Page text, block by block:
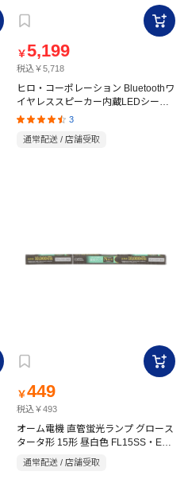
￥5,199
税込￥5,718
ヒロ・コーポレーション Bluetoothワ
イヤレススピーカー内蔵LEDシーリ
ングライト10畳用 HLCL-BT5
3
通常配送 / 店舗受取
￥449
税込￥493
オーム電機 直管蛍光ランプ グロース
タータ形 15形 昼白色 FL15SS・EX-
通常配送 / 店舗受取